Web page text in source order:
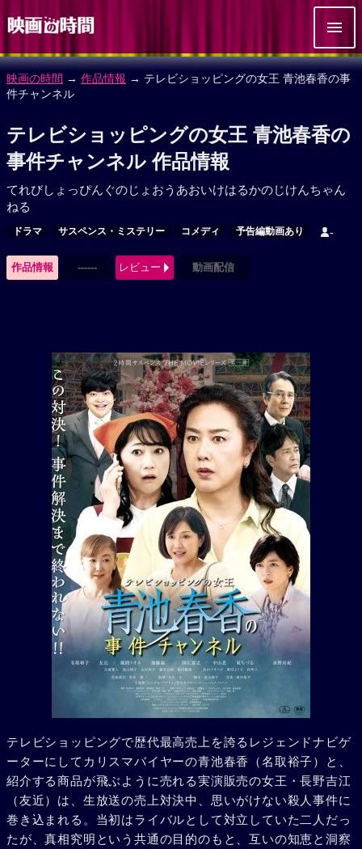
映画の時間 → 作品情報 → テレビショッピングの女王 青池春香の事
件チャンネル
テレビショッピングの女王 青池春香の
事件チャンネル 作品情報
てれびしょっぴんぐのじょおうあおいけはるかのじけんちゃん
ねる
ドラマ サスペンス・ミステリー コメディ 予告編動画あり -
作品情報 ------ レビュー 動画配信
テレビショッピングで歴代最高売上を誇るレジェンドナビゲ
ーターにしてカリスマバイヤーの青池春香（名取裕子）と、
紹介する商品が飛ぶように売れる実演販売の女王・長野吉江
（友近）は、生放送の売上対決中、思いがけない殺人事件に
巻き込まれる。当初はライバルとして対立していた二人だっ
たが、真相究明という共通の目的のもと、互いの知恵と洞察